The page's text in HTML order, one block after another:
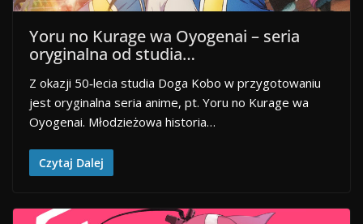
Yoru no Kurage wa Oyogenai – seria
oryginalna od studia…
Z okazji 50­‑lecia studia Doga Kobo w przygotowaniu
jest oryginalna seria anime, pt. Yoru no Kurage wa
Oyogenai. Młodzieżowa historia…
Czytaj Dalej